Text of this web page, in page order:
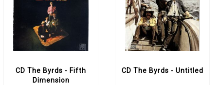
CD The Byrds - Fifth
Dimension
CD The Byrds - Untitled